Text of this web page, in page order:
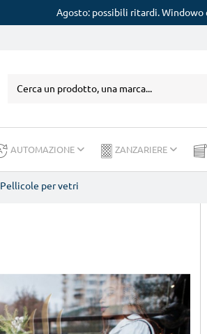
Agosto: possibili ritardi. Windowo
AUTOMAZIONE ZANZARIERE
Pellicole per vetri